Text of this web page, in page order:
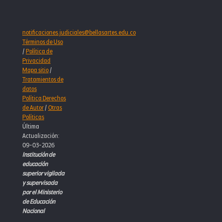
notificaciones.judiciales@bellasartes.edu.co
Términos de Uso
/Política de
Privacidad
Mapa sitio/
Tratamientos de
datos
Política Derechos
de Autor/Otras
Políticas
Última
Actualización:
09-03-2026
Institución de
educación
superior vigilada
y supervisada
por el Ministerio
de Educación
Nacional